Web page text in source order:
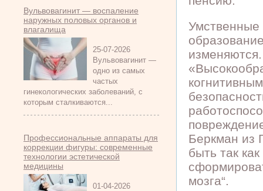
Вульвовагинит — воспаление
наружных половых органов и
влагалища
25-07-2026
Вульвовагинит —
одно из самых
частых
гинекологических заболеваний, с
которым сталкиваются...
Профессиональные аппараты для
коррекции фигуры: современные
технологии эстетической
медицины
01-04-2026
изменяются.
Беркман из
быть так
мозга“.